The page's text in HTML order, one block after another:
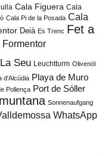
Cala Figuera Cala
Cala Pi de la Posada Cala
Deià Es Trenc Fet a
La Seu Leuchtturm Olivenöl
d'Alcúdia Playa de Muro
Pollença Port de Sóller
Sonnenaufgang
WhatsApp